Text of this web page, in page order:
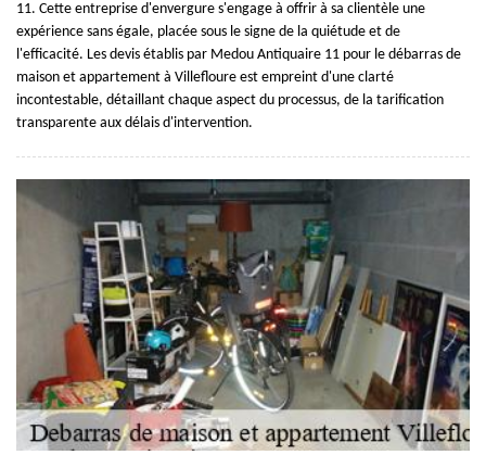
11. Cette entreprise d'envergure s'engage à offrir à sa clientèle une
expérience sans égale, placée sous le signe de la quiétude et de
l'efficacité. Les devis établis par Medou Antiquaire 11 pour le débarras de
maison et appartement à Villefloure est empreint d'une clarté
incontestable, détaillant chaque aspect du processus, de la tarification
transparente aux délais d'intervention.